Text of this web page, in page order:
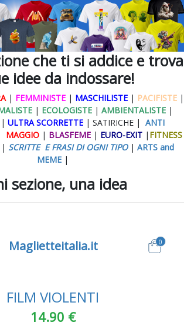
che ti si addice e trova
idee da indossare!
| FEMMINISTE | MASCHILISTE | PACIFISTE |
| ECOLOGISTE | AMBIENTALISTE|
ULTRA SCORRETTE | SATIRICHE | ANTI
MAGGIO| BLASFEME | EURO-EXIT| FITNESS
SCRITTE E FRASI DI OGNI TIPO | ARTS and
MEME |
sezione, una idea
Maglietteitalia.it 0
FILM VIOLENTI
14.90 €